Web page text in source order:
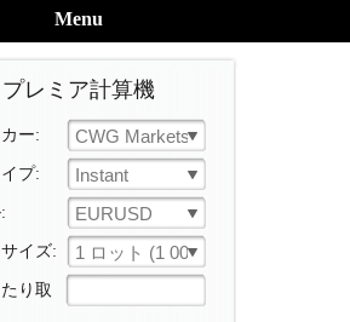
Menu
プレミア計算機
ー: CWG Markets
プ: Instant
EURUSD
イズ: 1 ロット (1 000 ユニット)
り取